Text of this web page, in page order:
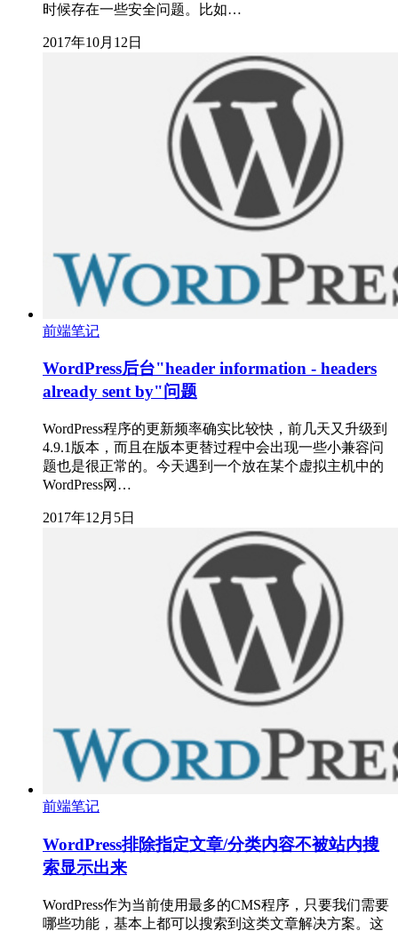
时候存在一些安全问题。比如…
2017年10月12日
前端笔记
WordPress后台"header information - headers
already sent by"问题
WordPress程序的更新频率确实比较快，前几天又升级到
4.9.1版本，而且在版本更替过程中会出现一些小兼容问
题也是很正常的。今天遇到一个放在某个虚拟主机中的
WordPress网…
2017年12月5日
前端笔记
WordPress排除指定文章/分类内容不被站内搜
索显示出来
WordPress作为当前使用最多的CMS程序，只要我们需要
哪些功能，基本上都可以搜索到这类文章解决方案。这